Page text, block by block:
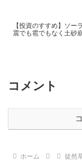
【投資のすすめ】ソー
震でも雹でもなく土砂
コメント
ホーム 徒然